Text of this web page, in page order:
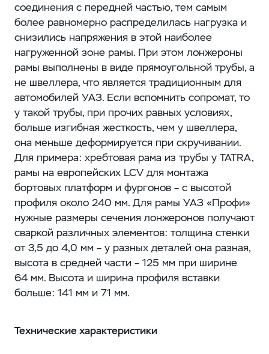
соединения с передней частью, тем самым
более равномерно распределилась нагрузка и
снизились напряжения в этой наиболее
нагруженной зоне рамы. При этом лонжероны
рамы выполнены в виде прямоугольной трубы, а
не швеллера, что является традиционным для
автомобилей УАЗ. Если вспомнить сопромат, то
у такой трубы, при прочих равных условиях,
больше изгибная жесткость, чем у швеллера,
она меньше деформируется при скручивании.
Для примера: хребтовая рама из трубы у TATRA,
рамы на европейских LCV для монтажа
бортовых платформ и фургонов – ​с высотой
профиля около 240 мм. Для рамы УАЗ «Профи»
нужные размеры сечения лонжеронов получают
сваркой различных элементов: толщина стенки
от 3,5 до 4,0 мм – ​у разных деталей она разная,
высота в средней части – ​125 мм при ширине
64 мм. Высота и ширина профиля вставки
больше: 141 мм и 71 мм.
Технические характеристики